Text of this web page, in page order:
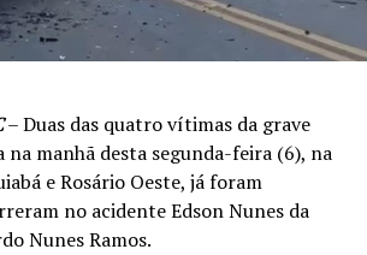
– Duas das quatro vítimas da grave
na manhã desta segunda-feira (6), na
e Rosário Oeste, já foram
no acidente Edson Nunes da
Nunes Ramos.